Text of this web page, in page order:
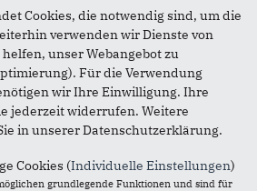
(967 KB, 24.04.2022)
und Haushalt - Die
hat Gold gefunden. (130 KB,
(125
Cookies, die notwendig sind, um die
verwenden wir Dienste von
unser Webangebot zu
Für die Verwendung
wir Ihre Einwilligung. Ihre
jederzeit widerrufen. Weitere
in unserer Datenschutzerklärung.
Cookies (Individuelle Einstellungen)
grundlegende Funktionen und sind für